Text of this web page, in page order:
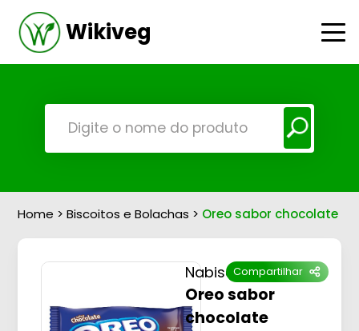
Wikiveg
Home >Biscoitos e Bolachas > Oreo sabor chocolate
Compartilhar
Nabisco
Oreo sabor
chocolate